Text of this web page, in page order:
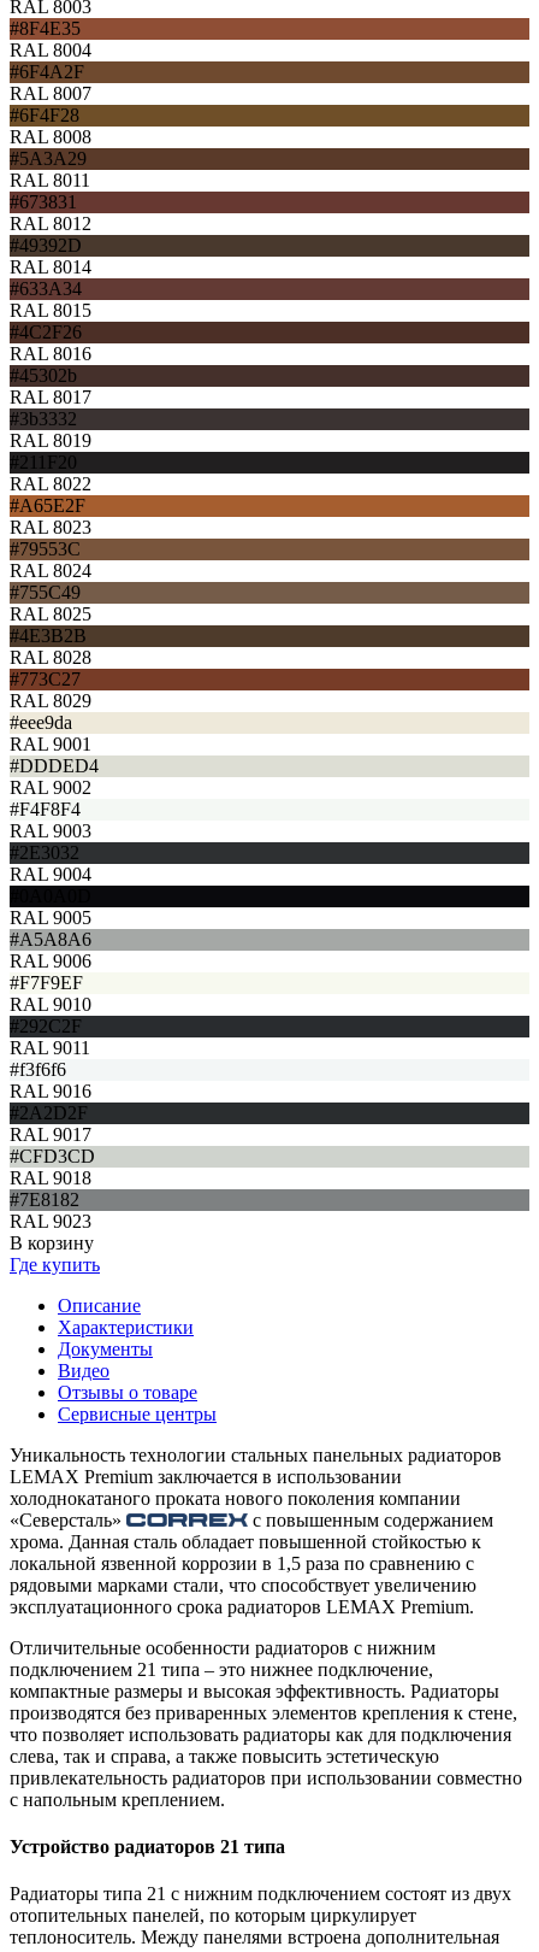
RAL 8003
#8F4E35
RAL 8004
#6F4A2F
RAL 8007
#6F4F28
RAL 8008
#5A3A29
RAL 8011
#673831
RAL 8012
#49392D
RAL 8014
#633A34
RAL 8015
#4C2F26
RAL 8016
#45302b
RAL 8017
#3b3332
RAL 8019
#211F20
RAL 8022
#A65E2F
RAL 8023
#79553C
RAL 8024
#755C49
RAL 8025
#4E3B2B
RAL 8028
#773C27
RAL 8029
#eee9da
RAL 9001
#DDDED4
RAL 9002
#F4F8F4
RAL 9003
#2E3032
RAL 9004
RAL 9005
#A5A8A6
RAL 9006
#F7F9EF
RAL 9010
#292C2F
RAL 9011
#f3f6f6
RAL 9016
#2A2D2F
RAL 9017
#CFD3CD
RAL 9018
#7E8182
RAL 9023
В корзину
Где купить
Описание
Характеристики
Документы
Видео
Отзывы о товаре
Сервисные центры
Уникальность технологии стальных панельных радиаторов
LEMAX Premium заключается в использовании
холоднокатаного проката нового поколения компании
«Северсталь»
с повышенным содержанием
хрома. Данная сталь обладает повышенной стойкостью к
локальной язвенной коррозии в 1,5 раза по сравнению с
рядовыми марками стали, что способствует увеличению
эксплуатационного срока радиаторов LEMAX Premium.
Отличительные особенности радиаторов с нижним
подключением 21 типа – это нижнее подключение,
компактные размеры и высокая эффективность. Радиаторы
производятся без приваренных элементов крепления к стене,
что позволяет использовать радиаторы как для подключения
слева, так и справа, а также повысить эстетическую
привлекательность радиаторов при использовании совместно
с напольным креплением.
Устройство радиаторов 21 типа
Радиаторы типа 21 с нижним подключением состоят из двух
отопительных панелей, по которым циркулирует
теплоноситель. Между панелями встроена дополнительная